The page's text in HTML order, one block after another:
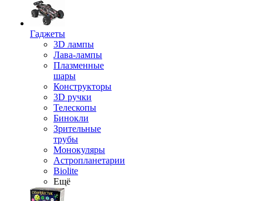
Гаджеты
3D лампы
Лава-лампы
Плазменные
шары
Конструкторы
3D ручки
Телескопы
Бинокли
Зрительные
трубы
Монокуляры
Астропланетарии
Biolite
Ещё